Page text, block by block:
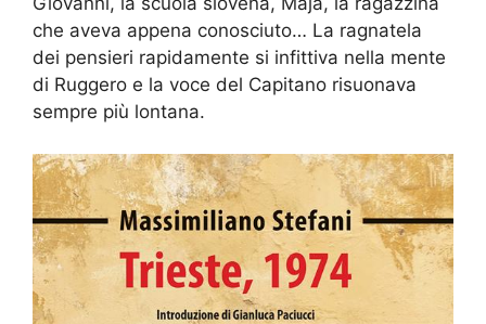
che aveva appena conosciuto… La ragnatela
dei pensieri rapidamente si infittiva nella mente
di Ruggero e la voce del Capitano risuonava
sempre più lontana.